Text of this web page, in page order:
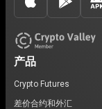
产品
Crypto Futures
差价合约和外汇